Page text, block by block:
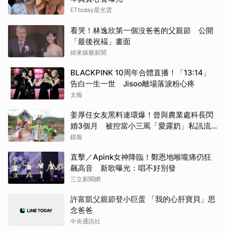
ETtoday星光雲
看哭！林逸欣第一個沒爸爸的父親節 公開
「最後祝褔」畫面
緯來娛樂新聞
BLACKPINK 10周年合體直播！「13:14」
告白一生一世 Jisoo離場落淚粉心疼
太報
姜厚任女友黑料連環爆！曾與農業處科長閃
婚3個月 被控當小三罵「愛露奶」私訊流
出
鏡報
直擊／Apink女神降臨！鄭恩地喉嚨痛仍狂
飆高音 新歌曝光：唱不好別發
三立新聞網
許富凱父親節登小巨蛋 「我的心肝寶貝」思
念爸爸
中央通訊社